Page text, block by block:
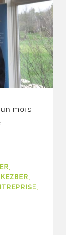
mois:
KEZBER
,